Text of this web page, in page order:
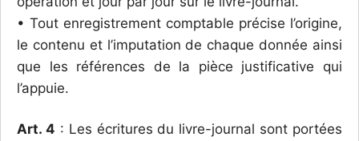
• Tout enregistrement comptable précise l’origine,
le contenu et l’imputation de chaque donnée ainsi
que les références de la pièce justificative qui
l’appuie.
Art. 4 : Les écritures du livre-journal sont portées